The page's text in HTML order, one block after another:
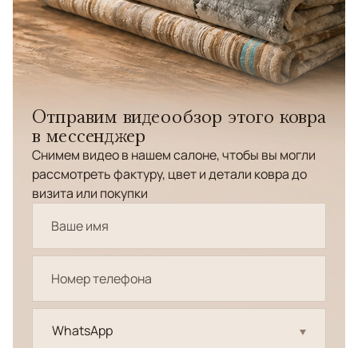
Отправим видеообзор этого ковра
в мессенджер
Снимем видео в нашем салоне, чтобы вы могли
рассмотреть фактуру, цвет и детали ковра до
визита или покупки
WhatsApp